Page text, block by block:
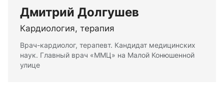
Дмитрий Долгушев
Кардиология, терапия
Врач-кардиолог, терапевт. Кандидат медицинских
наук. Главный врач «ММЦ» на Малой Конюшенной
улице